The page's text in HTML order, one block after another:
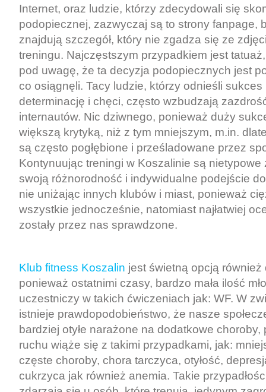
Internet, oraz ludzie, którzy zdecydowali się
podopiecznej, zazwyczaj są to strony fanpage,
znajdują szczegół, który nie zgadza się ze
treningu. Najczęstszym przypadkiem jest
pod uwagę, że ta decyzja podopiecznych jest
co osiągnęli. Tacy ludzie, którzy odnieśli
determinację i chęci, często wzbudzają
internautów. Nic dziwnego, ponieważ duży
większą krytyką, niż z tym mniejszym, m.in.
są często pogłębione i prześladowane przez
Kontynuując treningi w Koszalinie są nietypowe
swoją różnorodność i indywidualne podejście
nie uniżając innych klubów i miast, ponieważ
wszystkie jednocześnie, natomiast najłatwiej
zostały przez nas sprawdzone.
Klub fitness Koszalin jest świetną opcją również
ponieważ ostatnimi czasy, bardzo mała ilość
uczestniczy w takich ćwiczeniach jak: WF. W
istnieje prawdopodobieństwo, że nasze
bardziej otyłe narażone na dodatkowe choroby,
ruchu wiąże się z takimi przypadkami, jak:
częste choroby, chora tarczyca, otyłość,
cukrzyca jak również anemia. Takie